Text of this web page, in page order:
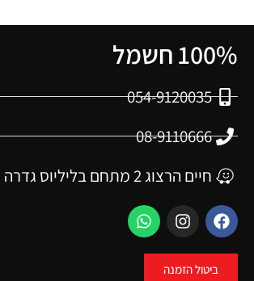
100% חשמל
054-9120035
08-9110666
חיים הרצוג 2 מתחם בליליוס גדרה
ביטול הזמנה